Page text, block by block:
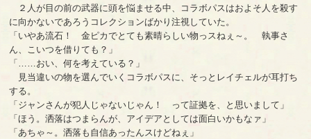
２人が目の前の武器に頭を悩ませる中、コラボパスはおよそ人を殺す
に向かないであろうコレクションばかり注視していた。
「いやあ流石！ 金ピカでとても素晴らしい物っスねぇ～。 執事さ
ん、こいつを借りても？」
「……おい、何を考えている？」
見当違いの物を選んでいくコラボパスに、そっとレイチェルが耳打ち
する。
「ジャンさんが犯人じゃないじゃん！ って証拠を、と思いまして」
「ほう。洒落はつまらんが、アイデアとしては面白いかもなァ」
「あちゃ～。洒落も自信あったんスけどねぇ」